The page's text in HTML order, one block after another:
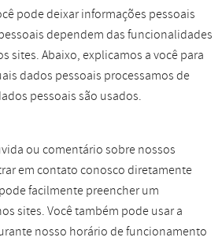
pode deixar informações pessoais
dependem das funcionalidades
sites. Abaixo, explicamos a você para
dados pessoais processamos de
pessoais são usados.
ou comentário sobre nossos
em contato conosco diretamente
facilmente preencher um
sites. Você também pode usar a
nosso horário de funcionamento